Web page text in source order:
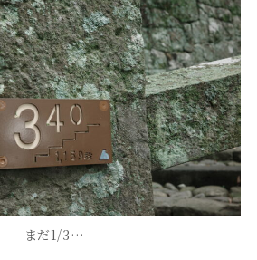
まだ1/3…